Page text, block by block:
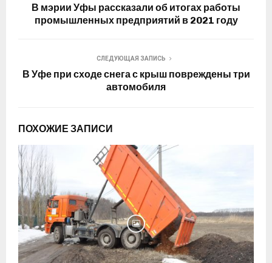
В мэрии Уфы рассказали об итогах работы
промышленных предприятий в 2021 году
СЛЕДУЮЩАЯ ЗАПИСЬ
В Уфе при сходе снега с крыш повреждены три
автомобиля
ПОХОЖИЕ ЗАПИСИ